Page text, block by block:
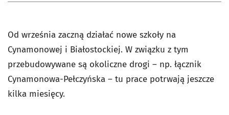
Od września zaczną działać nowe szkoły na
Cynamonowej i Białostockiej. W związku z tym
przebudowywane są okoliczne drogi – np. łącznik
Cynamonowa-Pełczyńska – tu prace potrwają jeszcze
kilka miesięcy.